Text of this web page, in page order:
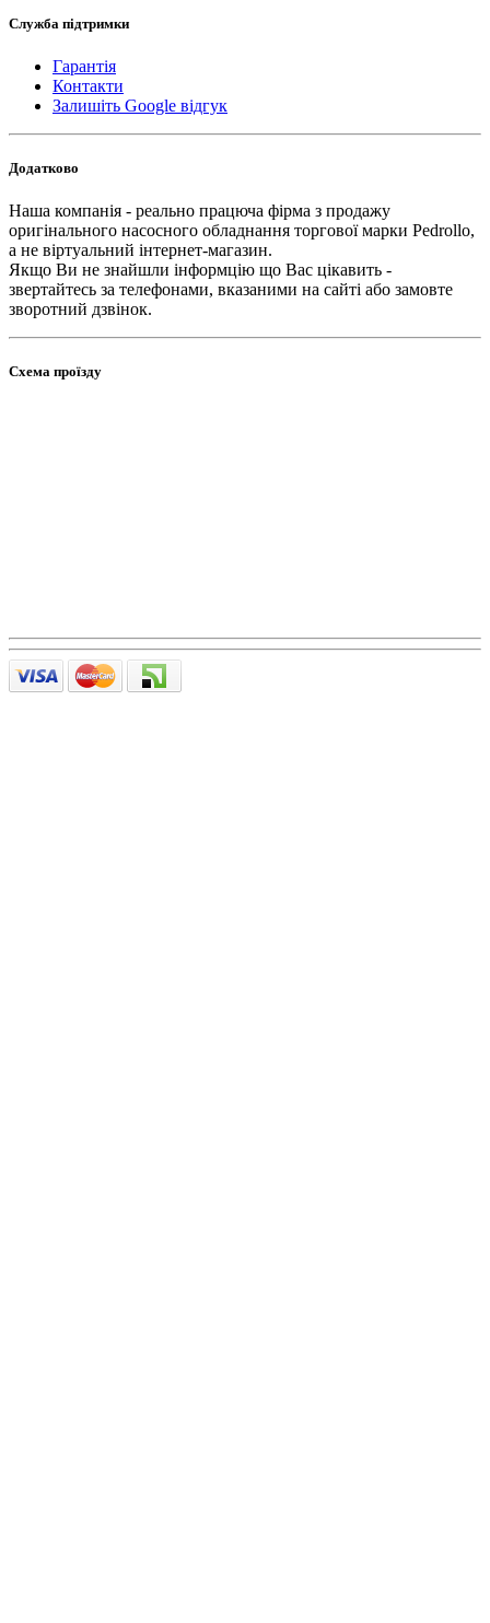
Служба підтримки
Гарантія
Контакти
Залишіть Google відгук
Додатково
Наша компанія - реально працюча фірма з продажу
оригінального насосного обладнання торгової марки Pedrollo,
а не віртуальний інтернет-магазин.
Якщо Ви не знайшли інформцію що Вас цікавить -
звертайтесь за телефонами, вказаними на сайті або замовте
зворотний дзвінок.
Схема проїзду